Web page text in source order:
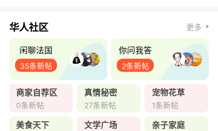
华人社区 更多
闲聊法国
35条新帖
你问我答
2条新帖
商家自荐区
0条新帖
真情秘密
27条新帖
宠物花草
1条新帖
美食天下 文学广场 亲子家庭